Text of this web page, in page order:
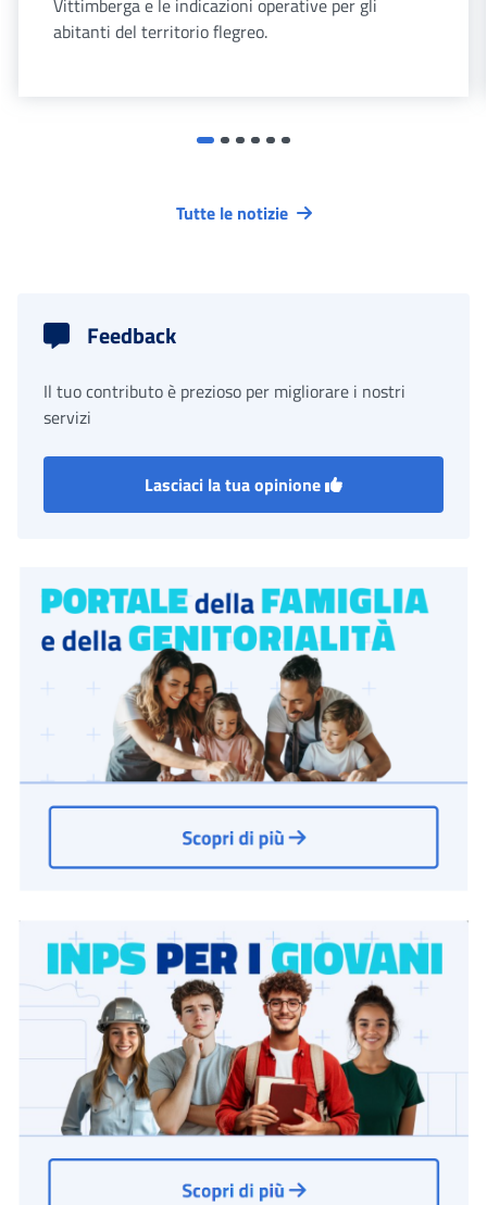
Vittimberga e le indicazioni operative per gli
abitanti del territorio flegreo.
Tutte le notizie
Feedback
Il tuo contributo è prezioso per migliorare i nostri
servizi
Lasciaci la tua opinione